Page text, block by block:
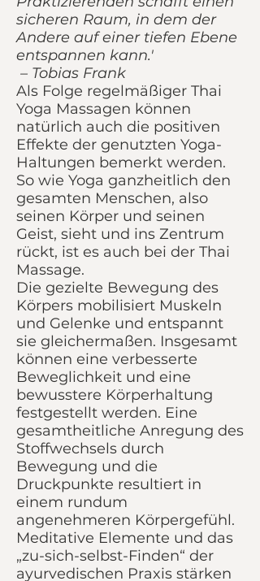
sicheren Raum, in dem der
Andere auf einer tiefen Ebene
entspannen kann.'
– Tobias Frank
Als Folge regelmäßiger Thai
Yoga Massagen können
natürlich auch die positiven
Effekte der genutzten Yoga-
Haltungen bemerkt werden.
So wie Yoga ganzheitlich den
gesamten Menschen, also
seinen Körper und seinen
Geist, sieht und ins Zentrum
rückt, ist es auch bei der Thai
Massage.
Die gezielte Bewegung des
Körpers mobilisiert Muskeln
und Gelenke und entspannt
sie gleichermaßen. Insgesamt
können eine verbesserte
Beweglichkeit und eine
bewusstere Körperhaltung
festgestellt werden. Eine
gesamtheitliche Anregung des
Stoffwechsels durch
Bewegung und die
Druckpunkte resultiert in
einem rundum
angenehmeren Körpergefühl.
Meditative Elemente und das
„zu-sich-selbst-Finden“ der
ayurvedischen Praxis stärken